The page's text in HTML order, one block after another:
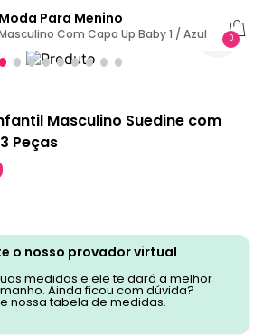
Moda Para Menino
Com Capa Up Baby 1 / Azul 0
Masculino Suedine com
Peças
o nosso provador virtual
medidas e ele te dará a melhor
Ainda ficou com dúvida?
nossa tabela de medidas.